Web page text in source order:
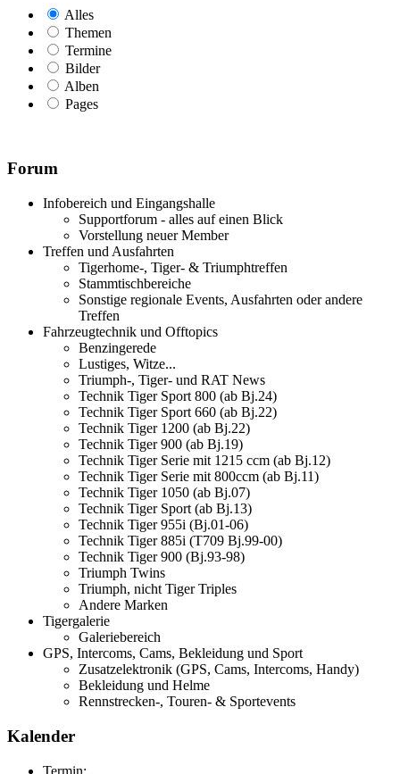
Alles
Themen
Termine
Bilder
Alben
Pages
Forum
Infobereich und Eingangshalle
Supportforum - alles auf einen Blick
Vorstellung neuer Member
Treffen und Ausfahrten
Tigerhome-, Tiger- & Triumphtreffen
Stammtischbereiche
Sonstige regionale Events, Ausfahrten oder andere
Treffen
Fahrzeugtechnik und Offtopics
Benzingerede
Lustiges, Witze...
Triumph-, Tiger- und RAT News
Technik Tiger Sport 800 (ab Bj.24)
Technik Tiger Sport 660 (ab Bj.22)
Technik Tiger 1200 (ab Bj.22)
Technik Tiger 900 (ab Bj.19)
Technik Tiger Serie mit 1215 ccm (ab Bj.12)
Technik Tiger Serie mit 800ccm (ab Bj.11)
Technik Tiger 1050 (ab Bj.07)
Technik Tiger Sport (ab Bj.13)
Technik Tiger 955i (Bj.01-06)
Technik Tiger 885i (T709 Bj.99-00)
Technik Tiger 900 (Bj.93-98)
Triumph Twins
Triumph, nicht Tiger Triples
Andere Marken
Tigergalerie
Galeriebereich
GPS, Intercoms, Cams, Bekleidung und Sport
Zusatzelektronik (GPS, Cams, Intercoms, Handy)
Bekleidung und Helme
Rennstrecken-, Touren- & Sportevents
Kalender
Termin: